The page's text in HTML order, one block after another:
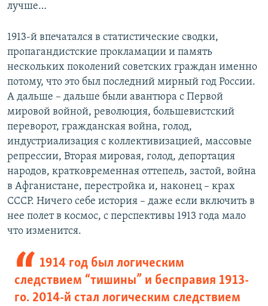
лучше…
1913-й впечатался в статистические сводки,
пропагандистские прокламации и память
нескольких поколений советских граждан именно
потому, что это был последний мирный год России.
А дальше – дальше были авантюра с Первой
мировой войной, революция, большевистский
переворот, гражданская война, голод,
индустриализация с коллективизацией, массовые
репрессии, Вторая мировая, голод, депортация
народов, кратковременная оттепель, застой, война
в Афганистане, перестройка и, наконец – крах
СССР. Ничего себе история – даже если включить в
нее полет в космос, с перспективы 1913 года мало
что изменится.
1914 год был логическим
следствием “тишины” и бесправия 1913-
го. 2014-й стал логическим следствием